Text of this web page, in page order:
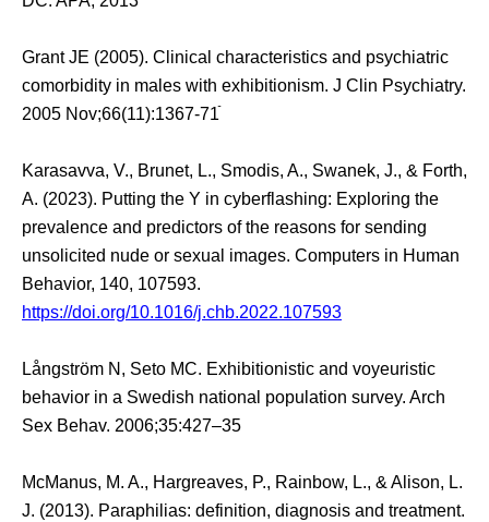
Grant JE (2005). Clinical characteristics and psychiatric
comorbidity in males with exhibitionism. J Clin Psychiatry.
2005 Nov;66(11):1367-71ֿ
Karasavva, V., Brunet, L., Smodis, A., Swanek, J., & Forth,
A. (2023). Putting the Y in cyberflashing: Exploring the
prevalence and predictors of the reasons for sending
unsolicited nude or sexual images. Computers in Human
Behavior, 140, 107593.
https://doi.org/10.1016/j.chb.2022.107593
Långström N, Seto MC. Exhibitionistic and voyeuristic
behavior in a Swedish national population survey. Arch
Sex Behav. 2006;35:427–35
McManus, M. A., Hargreaves, P., Rainbow, L., & Alison, L.
J. (2013). Paraphilias: definition, diagnosis and treatment.